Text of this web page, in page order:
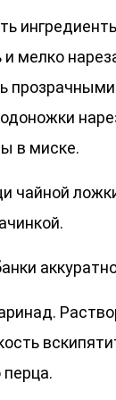
и мелко
в миске.
чайной